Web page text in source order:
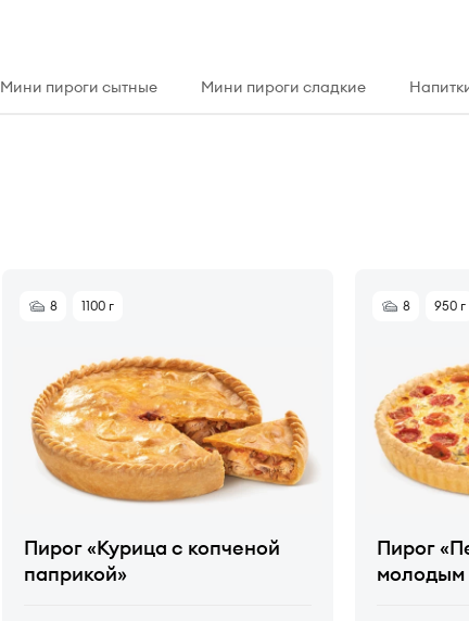
Мини пироги сытные Мини пироги сладкие
8 1100 г
Пирог «Курица с копченой
паприкой»
8 950 г
Пирог
молодым